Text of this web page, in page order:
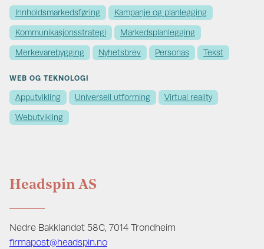
Innholds­markedsføring Kampanje og planlegging
Kommunikasjons­strategi Markedsplanlegging
Merkevare­bygging Nyhetsbrev Personas Tekst
WEB OG TEKNOLOGI
Apputvikling Universell utforming Virtual reality
Webutvikling
Headspin AS
Nedre Bakklandet 58C, 7014 Trondheim
firmapost@headspin.no